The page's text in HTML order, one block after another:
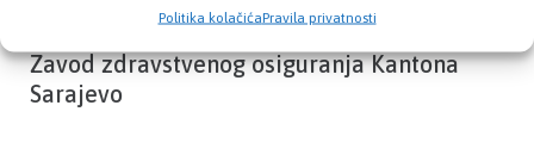
Politika kolačićaPravila privatnosti
Zavod zdravstvenog osiguranja Kantona
Sarajevo